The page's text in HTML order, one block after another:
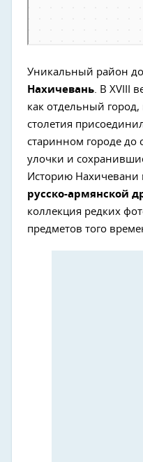
Уникальный район
Нахичевань . В XVIII
как отдельный город,
столетия
старинном городе до
улочки и
Историю Нахичевани
русско-армянской
коллекция редких
предметов того